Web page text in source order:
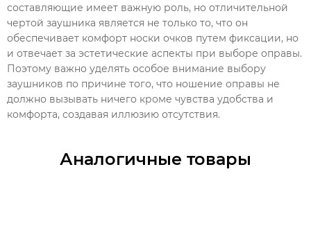
составляющие имеет важную роль, но отличительной
чертой заушника является не только то, что он
обеспечивает комфорт носки очков путем фиксации, но
и отвечает за эстетические аспекты при выборе оправы.
Поэтому важно уделять особое внимание выбору
заушников по причине того, что ношение оправы не
должно вызывать ничего кроме чувства удобства и
комфорта, создавая иллюзию отсутствия.
Аналогичные товары